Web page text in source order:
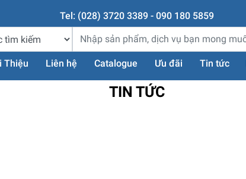
Tel: (028) 3720 3389 - 090 180 5859
Thiệu Liên hệ Catalogue Ưu đãi Tin tức
TIN TỨC